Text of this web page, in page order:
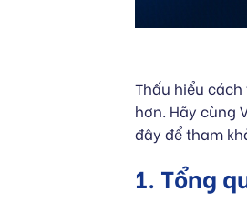
Thấu hiểu
hơn. Hãy cùng
đây để tham
1. Tổng